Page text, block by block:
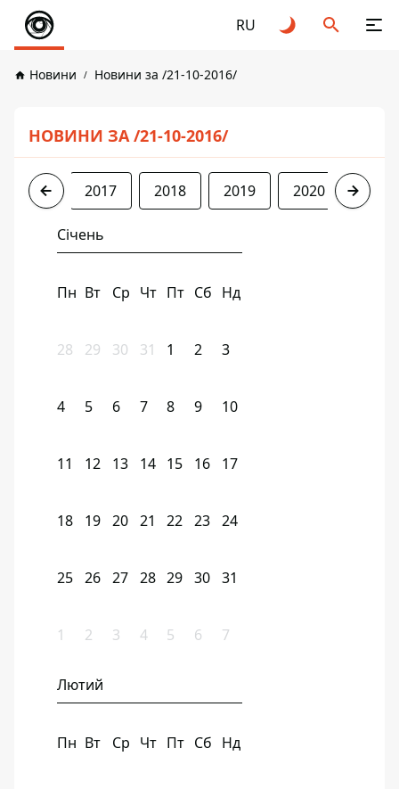
RU
Новини Новини за /21-10-2016/
НОВИНИ ЗА /21-10-2016/
2016 2017 2018 2019 2020 2021
Січень
Пн Вт Ср Чт Пт Сб Нд
28 29 30 31 1 2 3
4 5 6 7 8 9 10
11 12 13 14 15 16 17
18 19 20 21 22 23 24
25 26 27 28 29 30 31
1 2 3 4 5 6 7
Лютий
Пн Вт Ср Чт Пт Сб Нд